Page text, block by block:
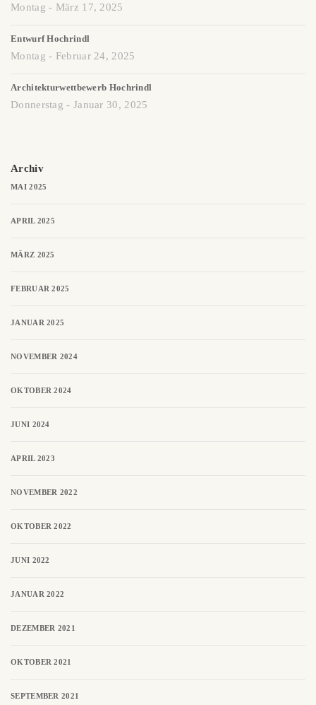
Montag - März 17, 2025
Entwurf Hochrindl
Montag - Februar 24, 2025
Architekturwettbewerb Hochrindl
Donnerstag - Januar 30, 2025
Archiv
MAI 2025
APRIL 2025
MÄRZ 2025
FEBRUAR 2025
JANUAR 2025
NOVEMBER 2024
OKTOBER 2024
JUNI 2024
APRIL 2023
NOVEMBER 2022
OKTOBER 2022
JUNI 2022
JANUAR 2022
DEZEMBER 2021
OKTOBER 2021
SEPTEMBER 2021